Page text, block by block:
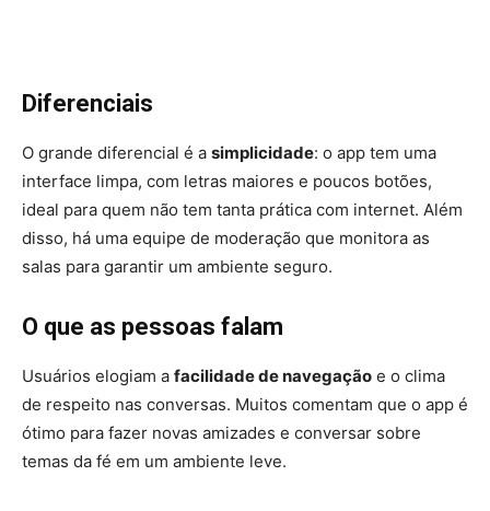
Diferenciais
O grande diferencial é a simplicidade: o app tem uma
interface limpa, com letras maiores e poucos botões,
ideal para quem não tem tanta prática com internet. Além
disso, há uma equipe de moderação que monitora as
salas para garantir um ambiente seguro.
O que as pessoas falam
Usuários elogiam a facilidade de navegação e o clima
de respeito nas conversas. Muitos comentam que o app é
ótimo para fazer novas amizades e conversar sobre
temas da fé em um ambiente leve.